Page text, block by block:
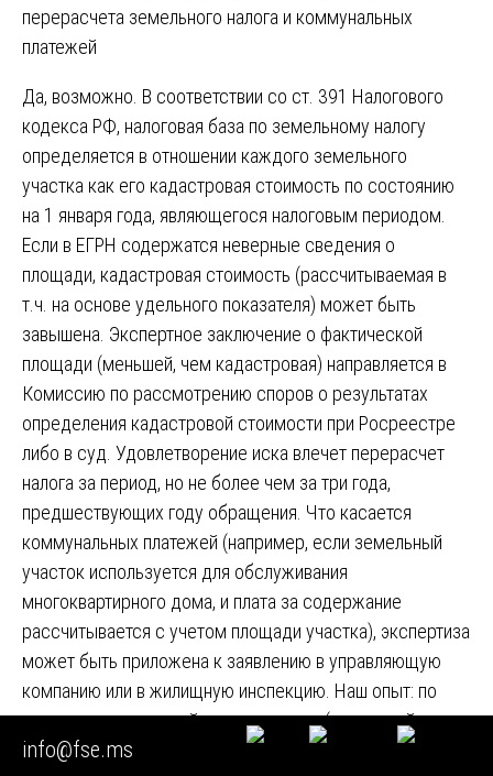
перерасчета земельного налога и коммунальных
платежей
Да, возможно. В соответствии со ст. 391 Налогового
кодекса РФ, налоговая база по земельному налогу
определяется в отношении каждого земельного
участка как его кадастровая стоимость по состоянию
на 1 января года, являющегося налоговым периодом.
Если в ЕГРН содержатся неверные сведения о
площади, кадастровая стоимость (рассчитываемая в
т.ч. на основе удельного показателя) может быть
завышена. Экспертное заключение о фактической
площади (меньшей, чем кадастровая) направляется в
Комиссию по рассмотрению споров о результатах
определения кадастровой стоимости при Росреестре
либо в суд. Удовлетворение иска влечет перерасчет
налога за период, но не более чем за три года,
предшествующих году обращения. Что касается
коммунальных платежей (например, если земельный
участок используется для обслуживания
многоквартирного дома, и плата за содержание
рассчитывается с учетом площади участка), экспертиза
может быть приложена к заявлению в управляющую
компанию или в жилищную инспекцию. Наш опыт: по
делу о коммерческой недвижимости (складской
комплекс) экспертиза позволила снизить ошибочную
info@fse.ms